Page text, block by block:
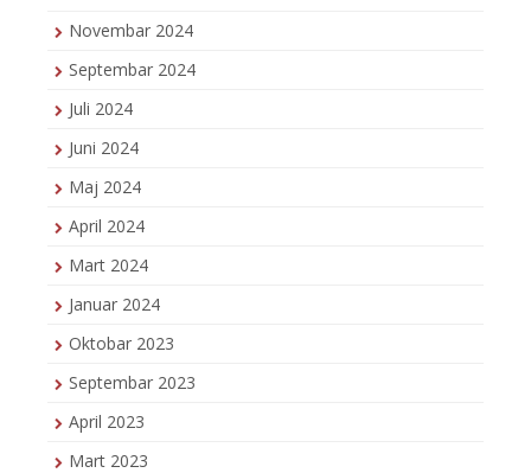
Novembar 2024
Septembar 2024
Juli 2024
Juni 2024
Maj 2024
April 2024
Mart 2024
Januar 2024
Oktobar 2023
Septembar 2023
April 2023
Mart 2023